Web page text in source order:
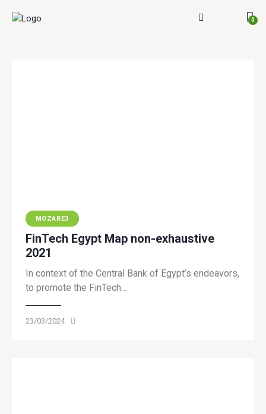
0
MOZARE3
FinTech Egypt Map non-exhaustive
2021
In context of the Central Bank of Egypt’s endeavors,
to promote the FinTech…
23/03/2024